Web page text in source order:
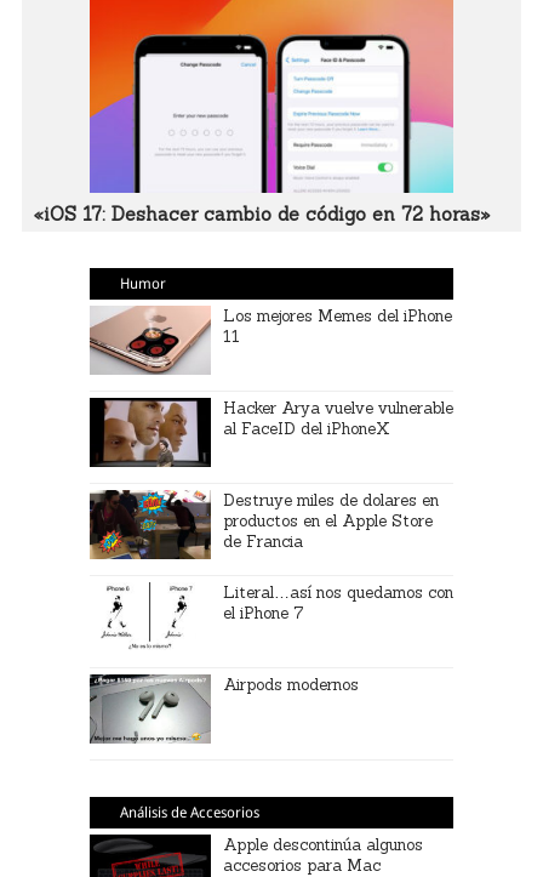
«iOS 17: Deshacer cambio de código en 72 horas»
Humor
Los mejores Memes del iPhone
11
Hacker Arya vuelve vulnerable
al FaceID del iPhoneX
Destruye miles de dolares en
productos en el Apple Store
de Francia
Literal…así nos quedamos con
el iPhone 7
Airpods modernos
Análisis de Accesorios
Apple descontinúa algunos
accesorios para Mac